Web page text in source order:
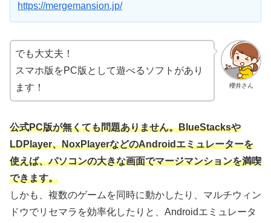
https://mergemansion.jp/
櫻井さん
でも大丈夫！
スマホ版をPC版として遊べるソフトがあり
ます！
公式PC版が無くても問題ありません。BlueStacksや
LDPlayer、NoxPlayerなどのAndroidエミュレーターを
使えば、パソコンの大きな画面でマージマンションを満喫
できます。
しかも、複数のゲームを同時に動かしたり、マルチウィン
ドウでリセマラを効率化したりと、Androidエミュレータ